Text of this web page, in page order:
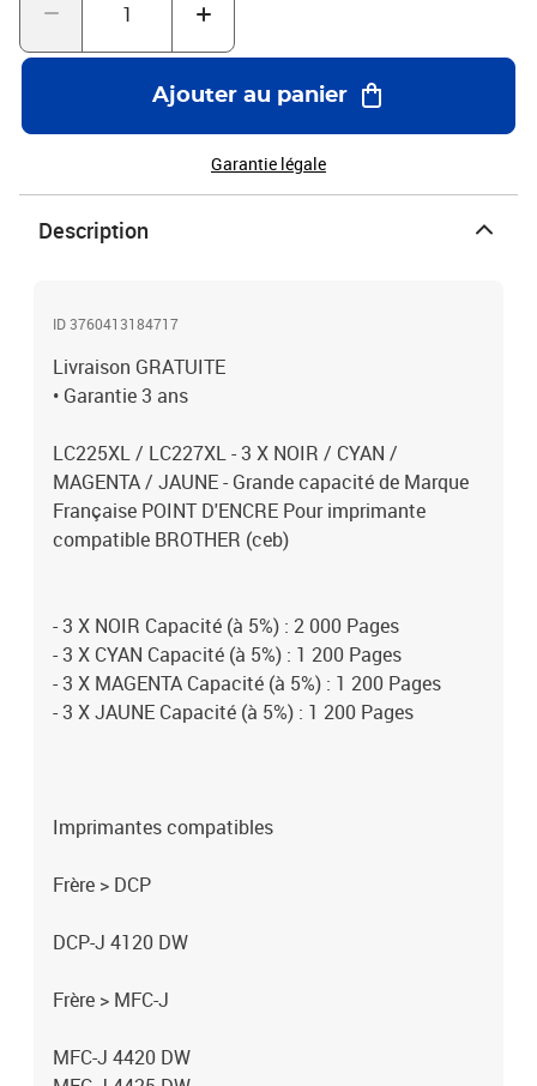
Ajouter au panier
Garantie légale
Description
ID 3760413184717
Livraison GRATUITE
• Garantie 3 ans
LC225XL / LC227XL - 3 X NOIR / CYAN /
MAGENTA / JAUNE - Grande capacité de Marque
Française POINT D'ENCRE Pour imprimante
compatible BROTHER (ceb)
- 3 X NOIR Capacité (à 5%) : 2 000 Pages
- 3 X CYAN Capacité (à 5%) : 1 200 Pages
- 3 X MAGENTA Capacité (à 5%) : 1 200 Pages
- 3 X JAUNE Capacité (à 5%) : 1 200 Pages
Imprimantes compatibles
Frère > DCP
DCP-J 4120 DW
Frère > MFC-J
MFC-J 4420 DW